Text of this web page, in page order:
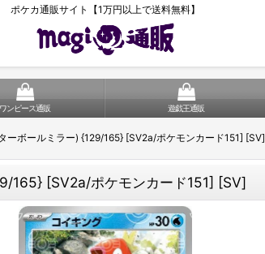
ポケカ通販サイト【1万円以上で送料無料】
ワンピース通販 遊戯王通販
ーボールミラー) {129/165} [SV2a/ポケモンカード151] [SV]
165} [SV2a/ポケモンカード151] [SV]